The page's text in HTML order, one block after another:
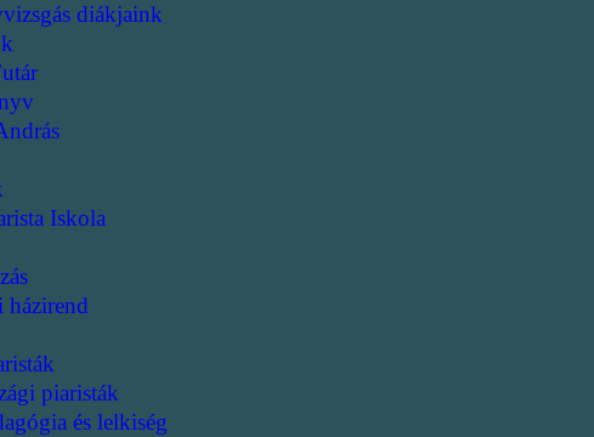
diákjaink
Iskola
piaristák
és lelkiség